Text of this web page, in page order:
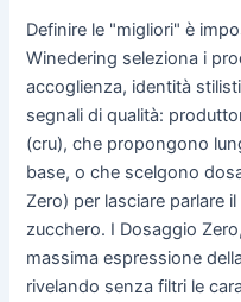
Definire le "migliori" è
Winedering seleziona i
accoglienza, identità
segnali di qualità:
(cru), che propongono
base, o che scelgono
Zero) per lasciare parlare
zucchero. I Dosaggio
massima espressione
rivelando senza filtri le